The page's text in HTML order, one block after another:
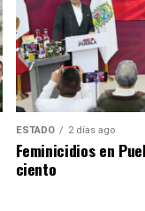
ESTADO 2 días ago
Feminicidios en
ciento